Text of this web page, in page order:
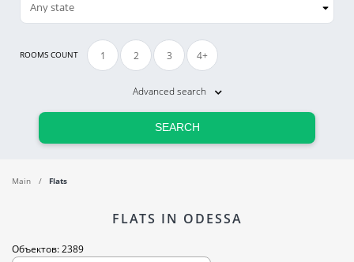
ROOMS COUNT 1 2 3 4+
Advanced search
SEARCH
Main Flats
FLATS IN ODESSA
Объектов: 2389